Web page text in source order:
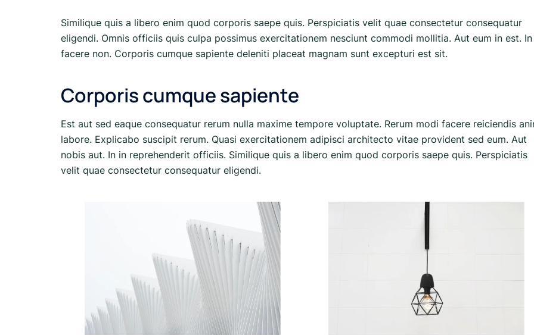
Similique quis a libero enim quod corporis saepe quis. Perspiciatis velit quae consectetur consequatur
eligendi. Omnis officiis quis culpa possimus exercitationem nesciunt commodi mollitia. Aut eum in est. In
facere non. Corporis cumque sapiente deleniti placeat magnam sunt excepturi est sit.
Corporis cumque sapiente
Est aut sed eaque consequatur rerum nulla maxime tempore voluptate. Rerum modi facere reiciendis
labore. Explicabo suscipit rerum. Quasi exercitationem adipisci architecto vitae provident sed eum. Aut
nobis aut. In in reprehenderit officiis. Similique quis a libero enim quod corporis saepe quis. Perspiciatis
velit quae consectetur consequatur eligendi.